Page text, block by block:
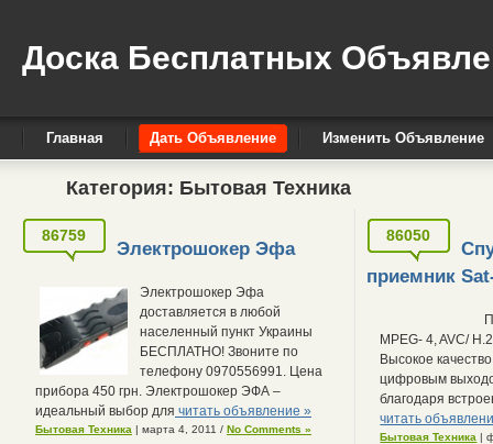
Доска Бесплатных
Главная Дать Объявление Изменить Объявление
Категория: Бытовая Техника
86759
Электрошокер Эфа
Электрошокер Эфа
доставляется в любой
населенный пункт Украины
БЕСПЛАТНО! Звоните по
телефону 0970556991. Цена
прибора 450 грн. Электрошокер ЭФА –
идеальный выбор для читать объявление »
Бытовая Техника | марта 4, 2011 / No Comments »
86050
приемник
MPEG- 4, AVC/
Высокое
цифровым
благодаря
читать
Бытовая Техника |